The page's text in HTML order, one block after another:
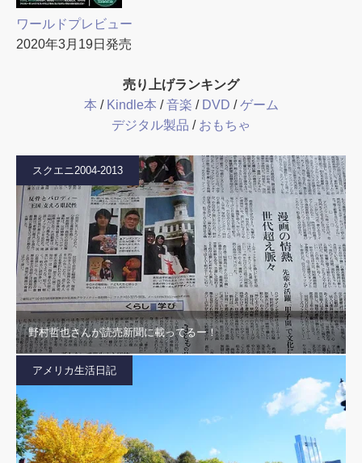
ワールドプレビュー
2020年3月19日発売
売り上げランキング
本 / Kindle本 /音楽 / DVD /ゲーム
デジタル製品 / おもちゃ
スクエニ2004-2013
野村哲也さんが読売新聞に載ってるー！
アメリカ生活日記